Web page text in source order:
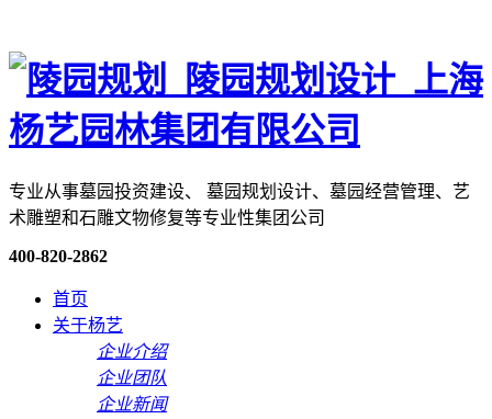
专业从事墓园投资建设、 墓园规划设计、墓园经营管理、艺
术雕塑和石雕文物修复等专业性集团公司
400-820-2862
首页
关于杨艺
企业介绍
企业团队
企业新闻